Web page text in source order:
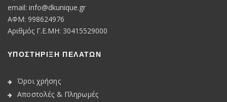
email: info@dkunique.gr
ΑΦΜ: 998624976
Αριθμός Γ.Ε.ΜΗ: 30415529000
ΥΠΟΣΤΗΡΙΞΗ ΠΕΛΑΤΩΝ
Όροι χρήσης
Αποστολές & Πληρωμές